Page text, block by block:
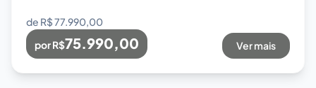
de R$77.990,00
por R$75.990,00 Ver mais